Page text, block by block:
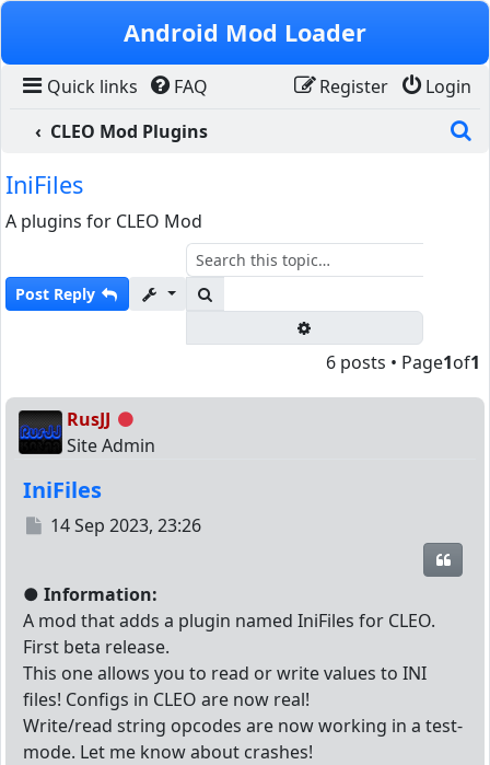
Skip to content
Android Mod Loader
Quick links FAQ Login
Register
CLEO Mod Plugins
IniFiles
A plugins for CLEO Mod
Post Reply
6 posts • Page1of1
RusJJ Offline
Site Admin
IniFiles
Post
14 Sep 2023, 23:26
● Information:
A mod that adds a plugin named IniFiles for CLEO.
First beta release.
This one allows you to read or write values to INI
files! Configs in CLEO are now real!
Write/read string opcodes are now working in a test-
mode. Let me know about crashes!